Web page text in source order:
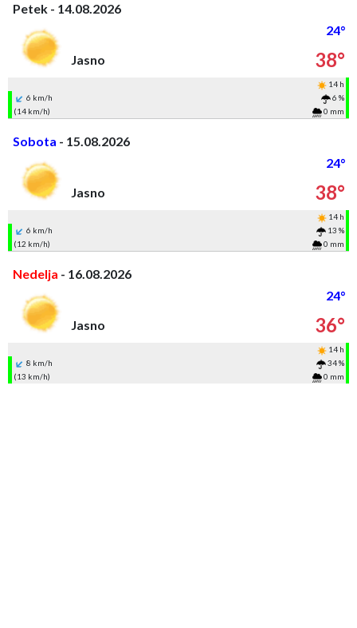
Petek - 14.08.2026
24°
Jasno
38°
14 h
6 km/h
6 %
(14 km/h)
0 mm
Sobota - 15.08.2026
24°
Jasno
38°
14 h
6 km/h
13 %
(12 km/h)
0 mm
Nedelja - 16.08.2026
24°
Jasno
36°
14 h
8 km/h
34 %
(13 km/h)
0 mm